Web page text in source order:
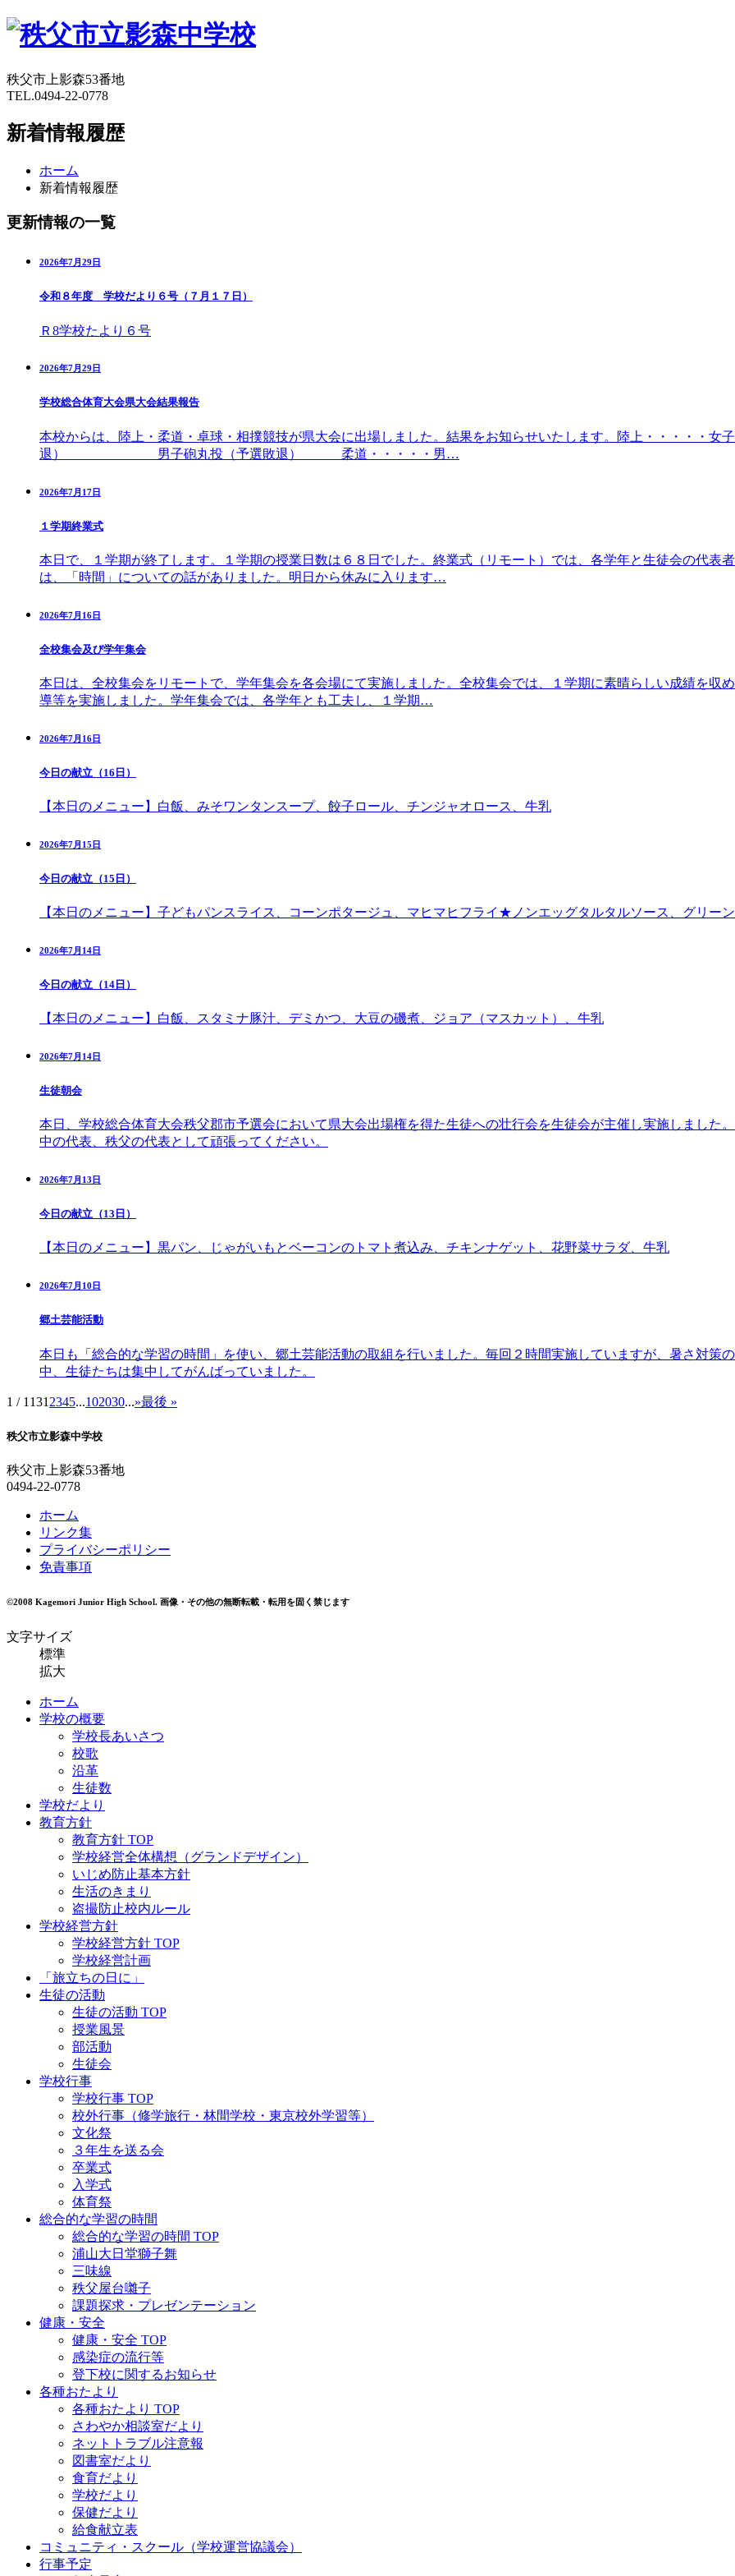
秩父市上影森53番地
TEL.0494-22-0778
新着情報履歴
ホーム
新着情報履歴
更新情報の一覧
2026年7月29日
令和８年度 学校だより６号（７月１７日）
Ｒ8学校たより６号
2026年7月29日
学校総合体育大会県大会結果報告
本校からは、陸上・柔道・卓球・相撲競技が県大会に出場しました。結果をお知らせいたします。陸上・・
退） 男子砲丸投（予選敗退） 柔道・・・・・男…
2026年7月17日
１学期終業式
本日で、１学期が終了します。１学期の授業日数は６８日でした。終業式（リモート）では、各学年と生徒会の代表
は、「時間」についての話がありました。明日から休みに入ります…
2026年7月16日
全校集会及び学年集会
本日は、全校集会をリモートで、学年集会を各会場にて実施しました。全校集会では、１学期に素晴らしい成績を収
導等を実施しました。学年集会では、各学年とも工夫し、１学期…
2026年7月16日
今日の献立（16日）
【本日のメニュー】白飯、みそワンタンスープ、餃子ロール、チンジャオロース、牛乳
2026年7月15日
今日の献立（15日）
【本日のメニュー】子どもパンスライス、コーンポタージュ、マヒマヒフライ★ノンエッグタルタルソース、グリー
2026年7月14日
今日の献立（14日）
【本日のメニュー】白飯、スタミナ豚汁、デミかつ、大豆の磯煮、ジョア（マスカット）、牛乳
2026年7月14日
生徒朝会
本日、学校総合体育大会秩父郡市予選会において県大会出場権を得た生徒への壮行会を生徒会が主催し実施しました
中の代表、秩父の代表として頑張ってください。
2026年7月13日
今日の献立（13日）
【本日のメニュー】黒パン、じゃがいもとベーコンのトマト煮込み、チキンナゲット、花野菜サラダ、牛乳
2026年7月10日
郷土芸能活動
本日も「総合的な学習の時間」を使い、郷土芸能活動の取組を行いました。毎回２時間実施していますが、暑さ対策
中、生徒たちは集中してがんばっていました。
1 / 1131 2345...102030...»最後 »
秩父市立影森中学校
秩父市上影森53番地
0494-22-0778
ホーム
リンク集
プライバシーポリシー
免責事項
©2008 Kagemori Junior High School. 画像・その他の無断転載・転用を固く禁じます
文字サイズ
標準
拡大
ホーム
学校の概要
学校長あいさつ
校歌
沿革
生徒数
学校だより
教育方針
教育方針 TOP
学校経営全体構想（グランドデザイン）
いじめ防止基本方針
生活のきまり
盗撮防止校内ルール
学校経営方針
学校経営方針 TOP
学校経営計画
「旅立ちの日に」
生徒の活動
生徒の活動 TOP
授業風景
部活動
生徒会
学校行事
学校行事 TOP
校外行事（修学旅行・林間学校・東京校外学習等）
文化祭
３年生を送る会
卒業式
入学式
体育祭
総合的な学習の時間
総合的な学習の時間 TOP
浦山大日堂獅子舞
三味線
秩父屋台囃子
課題探求・プレゼンテーション
健康・安全
健康・安全 TOP
感染症の流行等
登下校に関するお知らせ
各種おたより
各種おたより TOP
さわやか相談室だより
ネットトラブル注意報
図書室だより
食育だより
学校だより
保健だより
給食献立表
コミュニティ・スクール（学校運営協議会）
行事予定